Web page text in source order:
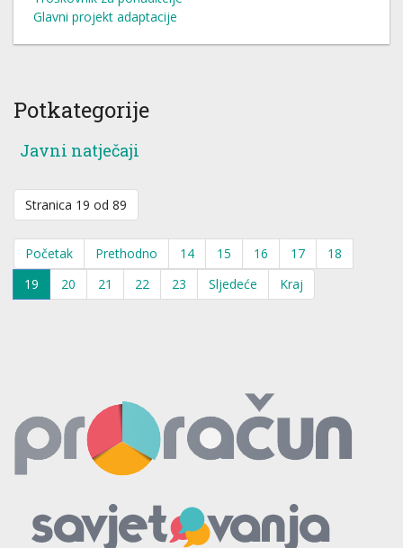
Glavni projekt adaptacije
Potkategorije
Javni natječaji
Stranica 19 od 89
Početak Prethodno 14 15 16 17
18
19
20 21 22 23 Sljedeće Kraj